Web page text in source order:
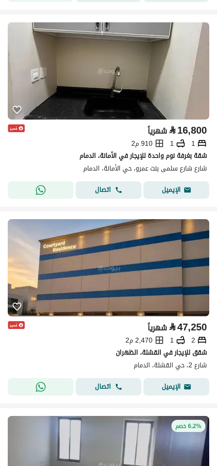
⃁16,800 شهرياً
1
1
910 م2
شقة بغرفة نوم واحدة للإيجار في الأمانة، الدمام
شارع شارع سلمى بنت عمرو، حي الأمانة، الدمام
الإيميل
اتصال
⃁47,250 شهرياً
2
1
2,470 م2
شقق للإيجار في القشلة، الظهران
شارع 2، حي القشلة، الدمام
الإيميل
اتصال
6.2% خصم